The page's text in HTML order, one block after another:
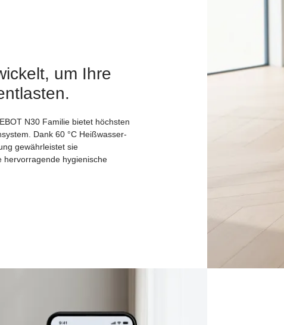
um Ihre
N30 Familie bietet höchsten
Dank 60 °C Heißwasser-
gewährleistet sie
hervorragende hygienische